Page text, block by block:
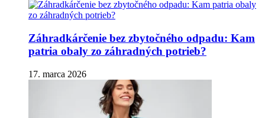
Záhradkárčenie bez zbytočného odpadu: Kam
patria obaly zo záhradných potrieb?
17. marca 2026